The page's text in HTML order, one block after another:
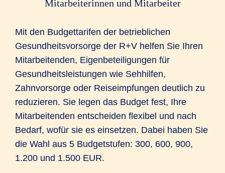
Mitarbeiterinnen und Mitarbeiter
Mit den Budgettarifen der betrieblichen
Gesundheitsvorsorge der R+V helfen Sie Ihren
Mitarbeitenden, Eigenbeteiligungen für
Gesundheitsleistungen wie Sehhilfen,
Zahnvorsorge oder Reiseimpfungen deutlich zu
reduzieren. Sie legen das Budget fest, Ihre
Mitarbeitenden entscheiden flexibel und nach
Bedarf, wofür sie es einsetzen. Dabei haben Sie
die Wahl aus 5 Budgetstufen: 300, 600, 900,
1.200 und 1.500 EUR.